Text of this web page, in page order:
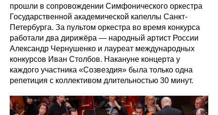
прошли в сопровождении Симфонического оркестра
Государственной академической капеллы Санкт-
Петербурга. За пультом оркестра во время конкурса
работали два дирижёра — народный артист России
Александр Чернушенко и лауреат международных
конкурсов Иван Столбов. Накануне концерта у
каждого участника «Созвездия» была только одна
репетиция с коллективом длительностью 30 минут.